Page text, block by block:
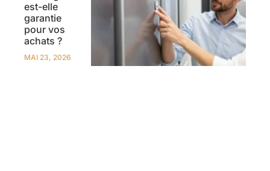
est-elle
garantie
pour vos
achats ?
MAI 23, 2026